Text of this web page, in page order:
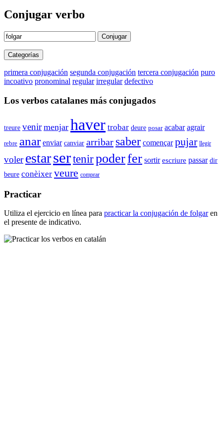
Conjugar verbo
Conjugar
Categorías
primera conjugación segunda conjugación tercera conjugación puro
incoativo pronominal regular irregular defectivo
Los verbos catalanes más conjugados
treure venir menjar haver trobar deure posar acabar agrair
rebre anar enviar canviar arribar saber començar pujar llegir
voler estarsertenirpoderfer sortir escriure passar dir
beure conèixer veure comprar
Practicar
Utiliza el ejercicio en línea para practicar la conjugación de folgaren
el presente de indicativo.